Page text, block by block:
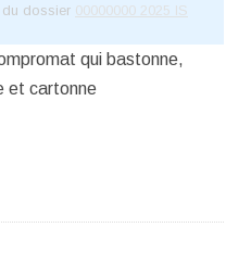
du dossier 00000000 2025 IS
qui bastonne,
et cartonne